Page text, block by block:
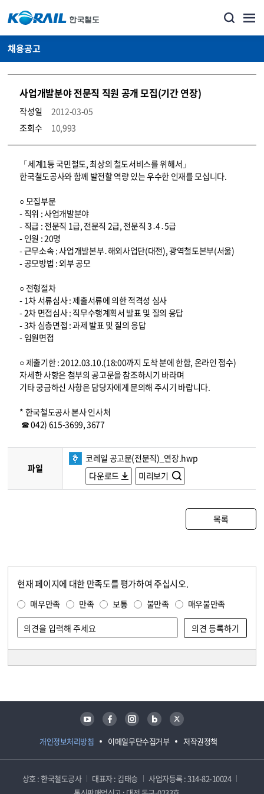
채용공고
사업개발분야 전문직 직원 공개 모집(기간 연장)
작성일
2012-03-05
조회수
10,993
코레일소개_경영공시_채용공고 상세보기 – 내용, 파일, 담당자 연락처로 구성
「세계1등 국민철도, 최상의 철도서비스를 위해서」
한국철도공사와 함께 발전할 역량 있는 우수한 인재를 모십니다.
○ 모집부문
- 직위 : 사업개발분야
- 직급 : 전문직 1급, 전문직 2급, 전문직 3․4․5급
- 인원 : 20명
- 근무소속 : 사업개발본부․해외사업단(대전), 광역철도본부(서울)
- 공모방법 : 외부 공모
○ 전형절차
- 1차 서류심사 : 제출서류에 의한 적격성 심사
- 2차 면접심사 : 직무수행계획서 발표 및 질의 응답
- 3차 심층면접 : 과제 발표 및 질의 응답
- 임원면접
○ 제출기한 : 2012.03.10.(18:00까지 도착 분에 한함, 온라인 접수)
자세한 사항은 첨부의 공고문을 참조하시기 바라며
기타 궁금하신 사항은 담당자에게 문의해 주시기 바랍니다.
* 한국철도공사 본사 인사처
☎ 042) 615-3699, 3677
파일
코레일 공고문(전문직)_연장.hwp
다운로드
미리보기
목록
현재 페이지에 대한 만족도를 평가하여 주십시오.
매우만족 만족 보통 불만족 매우불만족
개인정보처리방침 이메일무단수집거부 저작권정책
유튜브 페이스북 인스타그램 블로그 트위터
상호 : 한국철도공사 대표자 : 김태승
사업자등록 : 314-82-10024